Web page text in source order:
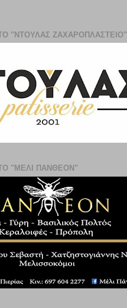
"ΝΤΟΥΛΑΣ ΖΑΧΑΡΟΠΛΑΣΤΕΊΟ"
"ΜΕΛΙ ΠΑΝΘΕΟΝ"